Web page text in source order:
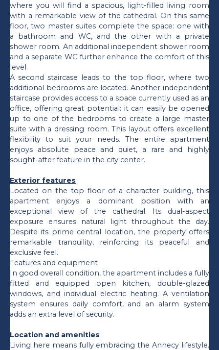
where you will find a spacious, light-filled living room
with a remarkable view of the cathedral. On this same
floor, two master suites complete the space: one with
a bathroom and WC, and the other with a private
shower room. An additional independent shower room
and a separate WC further enhance the comfort of this
level.
A second staircase leads to the top floor, where two
additional bedrooms are located. Another independent
staircase provides access to a space currently used as an
office, offering great potential: it can easily be opened
up to one of the bedrooms to create a large master
suite with a dressing room. This layout offers excellent
flexibility to suit your needs. The entire apartment
enjoys absolute peace and quiet, a rare and highly
sought-after feature in the city center.
Exterior features
Located on the top floor of a character building, this
apartment enjoys a dominant position with an
exceptional view of the cathedral. Its dual-aspect
exposure ensures natural light throughout the day.
Despite its prime central location, the property offers
remarkable tranquility, reinforcing its peaceful and
exclusive feel.
Features and equipment
In good overall condition, the apartment includes a fully
fitted and equipped open kitchen, double-glazed
windows, and individual electric heating. A ventilation
system ensures daily comfort, and an alarm system
adds an extra level of security.
Location and amenities
Living here means fully embracing the Annecy lifestyle.